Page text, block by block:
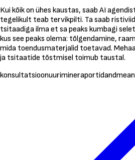
Kui kõik on ühes kaustas, saab AI
tegelikult teab tervikpilti. Ta saab
tsitaadiga ilma et sa peaks kumbagi
kus see peaks olema: tõlgendamine,
mida toendusmaterjalid toetavad.
ja tsitaatide tõstmisel toimub taustal.
konsultatsioonuurimineraportid